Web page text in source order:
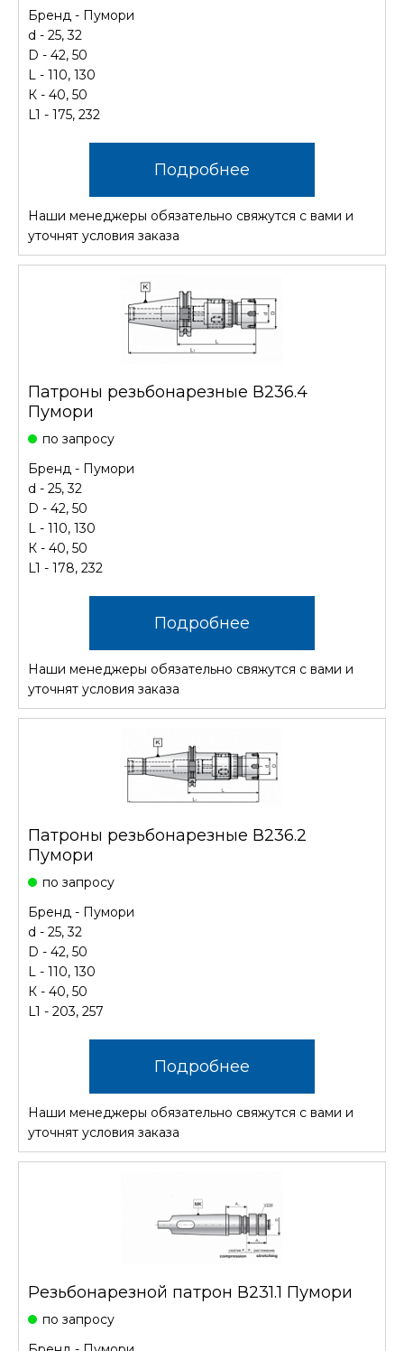
Бренд - Пумори
d - 25, 32
D - 42, 50
L - 110, 130
К - 40, 50
L1 - 175, 232
Подробнее
Наши менеджеры обязательно свяжутся с вами и
уточнят условия заказа
Патроны резьбонарезные В236.4
Пумори
по запросу
Бренд - Пумори
d - 25, 32
D - 42, 50
L - 110, 130
К - 40, 50
L1 - 178, 232
Подробнее
Наши менеджеры обязательно свяжутся с вами и
уточнят условия заказа
Патроны резьбонарезные В236.2
Пумори
по запросу
Бренд - Пумори
d - 25, 32
D - 42, 50
L - 110, 130
К - 40, 50
L1 - 203, 257
Подробнее
Наши менеджеры обязательно свяжутся с вами и
уточнят условия заказа
Резьбонарезной патрон В231.1 Пумори
по запросу